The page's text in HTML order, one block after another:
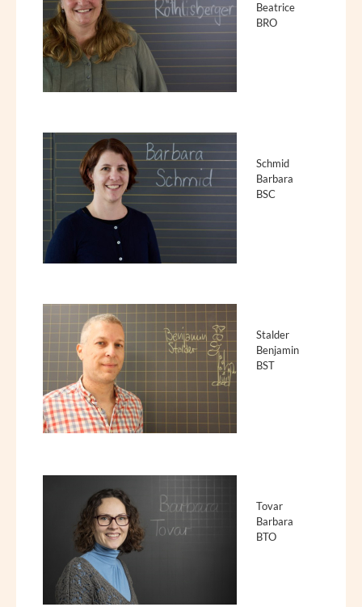
Beatrice
BRO
Schmid
Barbara
BSC
Stalder
Benjamin
BST
Tovar
Barbara
BTO